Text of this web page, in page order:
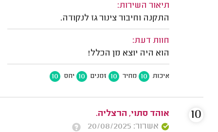
תיאור השירות:
התקנה וחיבור צינור גז לנקודה.
חוות דעת:
הוא היה יוצא מן הכלל!
איכות 10 מחיר 10 זמנים 10 יחס 10
אוהד סתוי, הרצליה.
אשרור: 20/08/2025
10